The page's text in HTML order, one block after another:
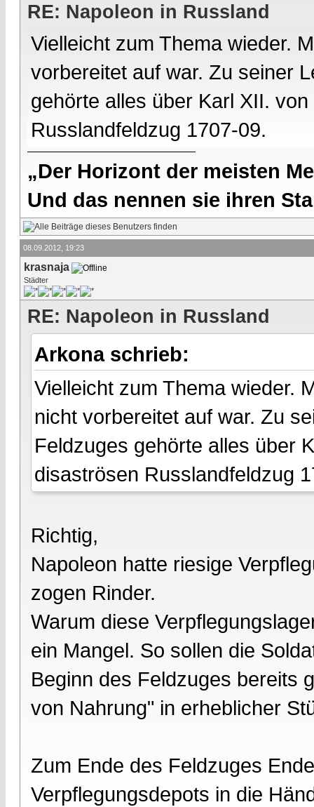
RE: Napoleon in Russland
Vielleicht zum Thema wieder.
vorbereitet auf war. Zu seiner
gehörte alles über Karl XII.
Russlandfeldzug 1707-09.
„Der Horizont der meisten
Und das nennen sie ihren
08.09.2012, 19:23
krasnaja
Städter
RE: Napoleon in Russland
Arkona schrieb:
Vielleicht zum Thema wieder.
nicht vorbereitet auf war. Zu
Feldzuges gehörte alles über
disaströsen Russlandfeldzug
Richtig,
Napoleon hatte riesige
zogen Rinder.
Warum diese
ein Mangel. So sollen die
Beginn des Feldzuges bereits
von Nahrung" in erheblicher
Zum Ende des Feldzuges
Verpflegungsdepots in die